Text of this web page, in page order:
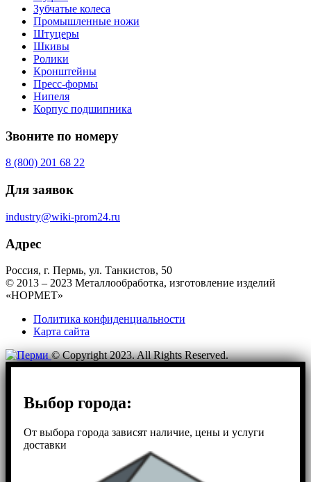
Зубчатые колеса
Промышленные ножи
Штуцеры
Шкивы
Ролики
Кронштейны
Пресс-формы
Нипеля
Корпус подшипника
Звоните по номеру
8 (800) 201 68 22
Для заявок
industry@wiki-prom24.ru
Адрес
Россия, г. Пермь, ул. Танкистов, 50
© 2013 – 2023 Металлообработка, изготовление изделий
«НОРМЕТ»
Политика конфиденциальности
Карта сайта
© Copyright 2023. All Rights Reserved.
Выбор города:
От выбора города зависят наличие, цены и услуги
доставки